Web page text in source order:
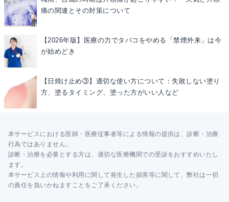
痛の関連とその対策について
【2026年版】医療の力でタバコをやめる「禁煙外来」は今
が始めどき
【日焼け止め③】適切な使い方について：失敗しない塗り
方、塗るタイミング、塗った方がいい人など
本サービスにおける医師・医療従事者等による情報の提供は、診断・治療
行為ではありません。
診断・治療を必要とする方は、適切な医療機関での受診をおすすめいたし
ます。
本サービス上の情報や利用に関して発生した損害等に関して、弊社は一切
の責任を負いかねますことをご了承ください。